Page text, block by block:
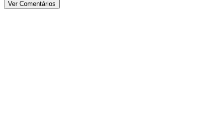
Ver Comentários